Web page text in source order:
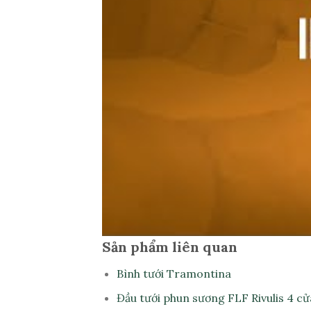
Sản phẩm liên quan
Bình tưới Tramontina
Đầu tưới phun sương FLF Rivulis 4